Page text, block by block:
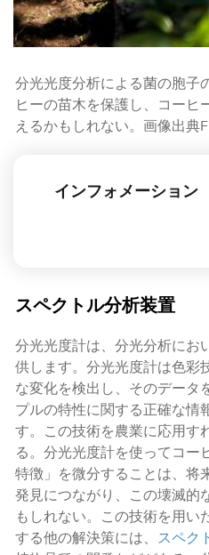
分光光度分析による菌の胞子
ヒーの苗木を保護し、コーヒ
えるかもしれない。画像出典
インフォメーション
スペクトル分析装置
分光光度計は、分光分析にお
供します。分光光度計は色彩
な変化を検出し、そのデータ
プルの特性に関する正確な情
す。この技術を農業に応用す
る。分光光度計を使ってコー
特徴」を微分することは、将
発見につながり、この壊滅的
もしれない。この技術を用い
する他の解決策には、 スペク